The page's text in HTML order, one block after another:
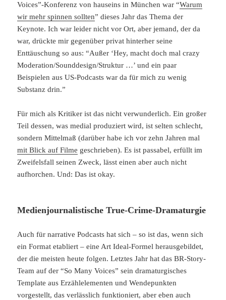
Voices”-Konferenz von hauseins in München war “Warum
wir mehr spinnen sollten” dieses Jahr das Thema der
Keynote. Ich war leider nicht vor Ort, aber jemand, der da
war, drückte mir gegenüber privat hinterher seine
Enttäuschung so aus: “Außer ‘Hey, macht doch mal crazy
Moderation/Sounddesign/Struktur …’ und ein paar
Beispielen aus US-Podcasts war da für mich zu wenig
Substanz drin.”
Für mich als Kritiker ist das nicht verwunderlich. Ein großer
Teil dessen, was medial produziert wird, ist selten schlecht,
sondern Mittelmaß (darüber habe ich vor zehn Jahren mal
mit Blick auf Filme geschrieben). Es ist passabel, erfüllt im
Zweifelsfall seinen Zweck, lässt einen aber auch nicht
aufhorchen. Und: Das ist okay.
Medienjournalistische True-Crime-Dramaturgie
Auch für narrative Podcasts hat sich – so ist das, wenn sich
ein Format etabliert – eine Art Ideal-Formel herausgebildet,
der die meisten heute folgen. Letztes Jahr hat das BR-Story-
Team auf der “So Many Voices” sein dramaturgisches
Template aus Erzählelementen und Wendepunkten
vorgestellt, das verlässlich funktioniert, aber eben auch